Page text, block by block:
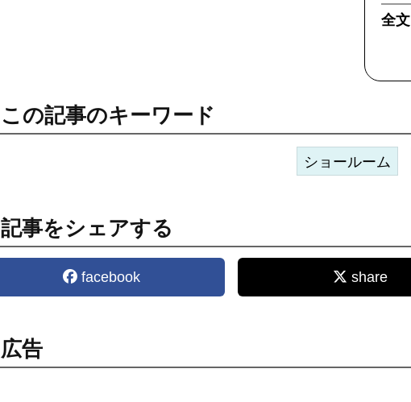
全
この記事のキーワード
ショールーム
記事をシェアする
facebook share
広告